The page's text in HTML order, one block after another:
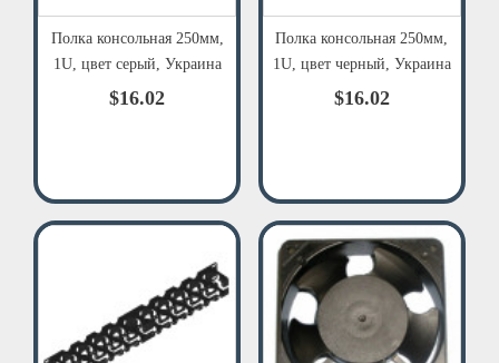
Полка консольная 250мм,
1U, цвет серый, Украина
$16.02
Полка консольная 250мм,
1U, цвет черный, Украина
$16.02